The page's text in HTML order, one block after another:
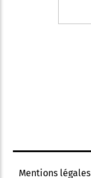
Mentions légales